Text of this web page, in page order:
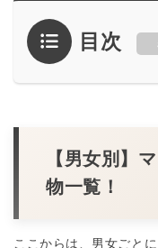
多様な出会い
クスタンド
目次
【男女別】
物一覧！
ここからは、男女ごとに